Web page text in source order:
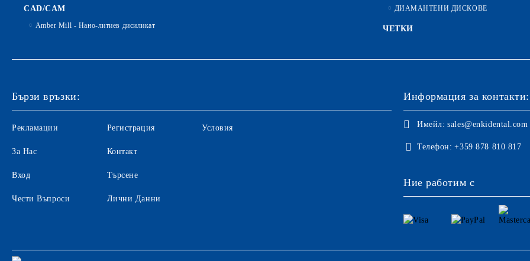
CAD/CAM
Amber Mill - Нано-литиев дисиликат
ДИАМАНТЕНИ ДИСКОВЕ
ЧЕТКИ
Бързи връзки:
Рекламации
За Нас
Вход
Чести Въпроси
Регистрация
Контакт
Търсене
Лични Данни
Условия
Информация за контакти:
Имейл: sales@enkidental.com
Телефон: +359 878 810 817
Ние работим с